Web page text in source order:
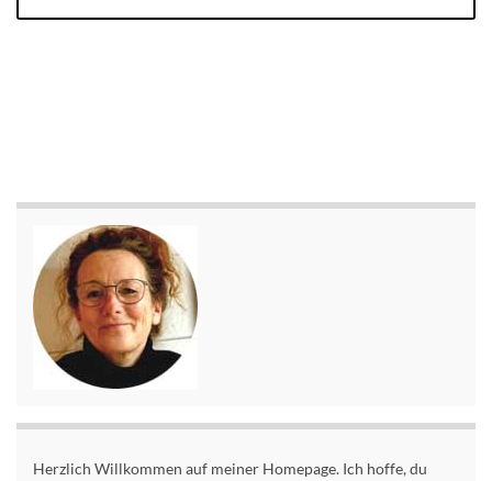
Herzlich Willkommen auf meiner Homepage. Ich hoffe, du